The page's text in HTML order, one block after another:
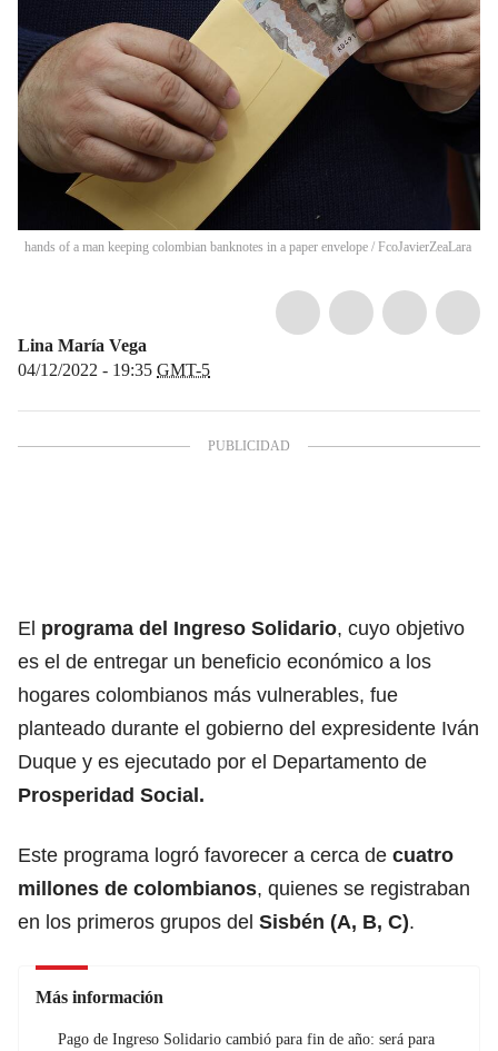
hands of a man keeping colombian banknotes in a paper envelope / FcoJavierZeaLara
Lina María Vega
04/12/2022 - 19:35 GMT-5
El programa del Ingreso Solidario, cuyo objetivo
es el de entregar un beneficio económico a los
hogares colombianos más vulnerables, fue
planteado durante el gobierno del expresidente Iván
Duque y es ejecutado por el Departamento de
Prosperidad Social.
Este programa logró favorecer a cerca de cuatro
millones de colombianos, quienes se registraban
en los primeros grupos del Sisbén (A, B, C).
Más información
Pago de Ingreso Solidario cambió para fin de año: será para